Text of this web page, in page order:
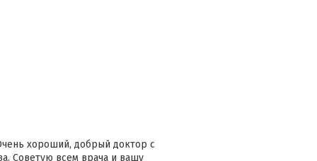
хороший, добрый доктор с
Советую всем врача и вашу